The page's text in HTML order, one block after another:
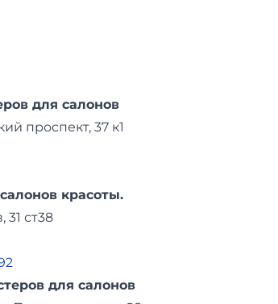
для салонов
проспект, 37 к1
красоты.
31 ст38
для салонов